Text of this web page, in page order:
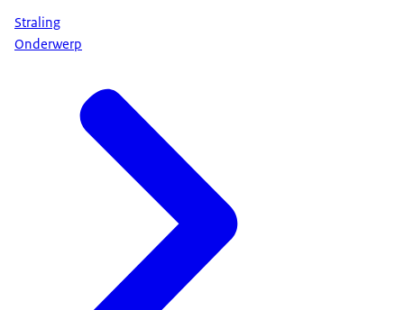
Straling
Onderwerp